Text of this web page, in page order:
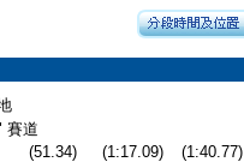
賽道
(51.34) (1:17.09)
(1:40.77)